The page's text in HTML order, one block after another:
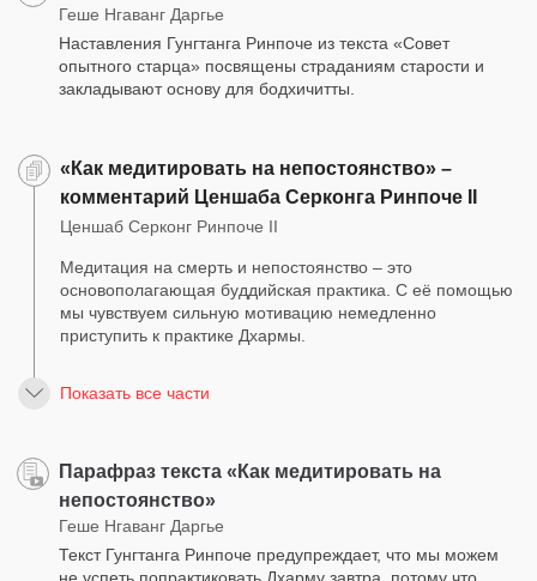
Геше Нгаванг Даргье
Наставления Гунгтанга Ринпоче из текста «Совет
опытного старца» посвящены страданиям старости и
закладывают основу для бодхичитты.
«Как медитировать на непостоянство» –
комментарий Ценшаба Серконга Ринпоче II
Ценшаб Серконг Ринпоче II
Медитация на смерть и непостоянство – это
основополагающая буддийская практика. С её помощью
мы чувствуем сильную мотивацию немедленно
приступить к практике Дхармы.
Показать все части
Парафраз текста «Как медитировать на
непостоянство»
Геше Нгаванг Даргье
Текст Гунгтанга Ринпоче предупреждает, что мы можем
не успеть попрактиковать Дхарму завтра, потому что